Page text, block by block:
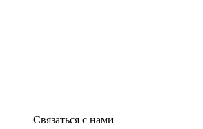
Связаться с нами